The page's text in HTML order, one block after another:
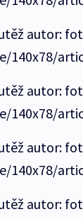
autor:
140x78/
autor:
140x78/
autor:
140x78/
autor: